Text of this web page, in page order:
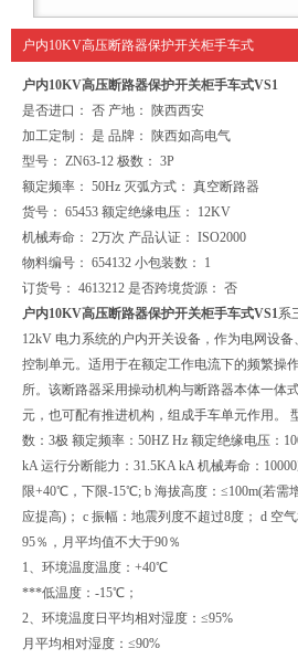
户内10KV高压断路器保护开关柜手车式
户内10KV高压断路器保护开关柜手车式VS1
是否进口： 否 产地： 陕西西安
加工定制： 是 品牌： 陕西如高电气
型号： ZN63-12 极数： 3P
额定频率： 50Hz 灭弧方式： 真空断路器
货号： 65453 额定绝缘电压： 12KV
机械寿命： 2万次 产品认证： ISO2000
物料编号： 654132 小包装数： 1
订货号： 4613212 是否跨境货源： 否
户内10KV高压断路器保护开关柜手车式VS1 系
12kV 电力系统的户内开关设备，作为电网设
控制单元。适用于在额定工作电流下的频繁操
所。该断路器采用操动机构与断路器本体一体
元，也可配有推进机构，组成手车单元作用。
数：3极 额定频率：50HZ Hz 额定绝缘电压：
kA 运行分断能力：31.5KA kA 机械寿命：
限+40℃，下限-15℃; b 海拔高度：≤100m(若需
应提高)； c 振幅：地震列度不超过8度； d 空
95％，月平均值不大于90％
1、环境温度温度：+40℃
***低温度：-15℃；
2、环境温度日平均相对湿度：≤95%
月平均相对湿度：≤90%